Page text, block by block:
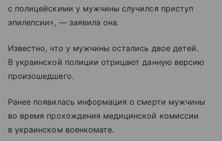
с полицейскими у мужчины случился приступ
эпилепсии», — заявила она.
Известно, что у мужчины остались двое детей.
В украинской полиции отрицают данную версию
произошедшего.
Ранее появилась информация о смерти мужчины
во время прохождения медицинской комиссии
в украинском военкомате.